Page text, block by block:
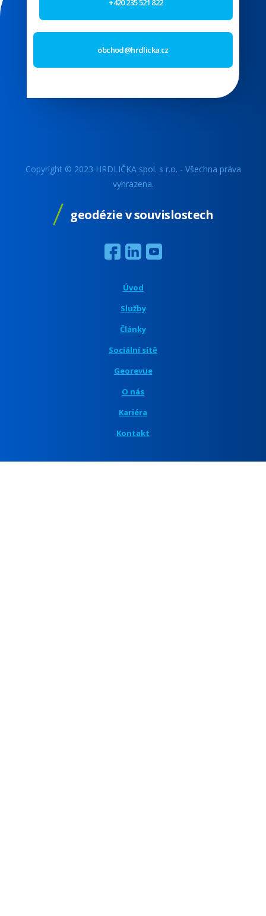
+420 235 521 822
obchod@hrdlicka.cz
Copyright © 2023 HRDLIČKA spol. s r.o. - Všechna práva
vyhrazena.
geodézie v souvislostech
Úvod
Služby
Články
Sociální sítě
Georevue
O nás
Kariéra
Kontakt